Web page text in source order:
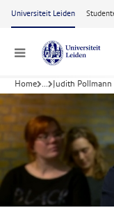
Ga naar hoofdinhoud
Universiteit Leiden
Menu
Home ... Judith